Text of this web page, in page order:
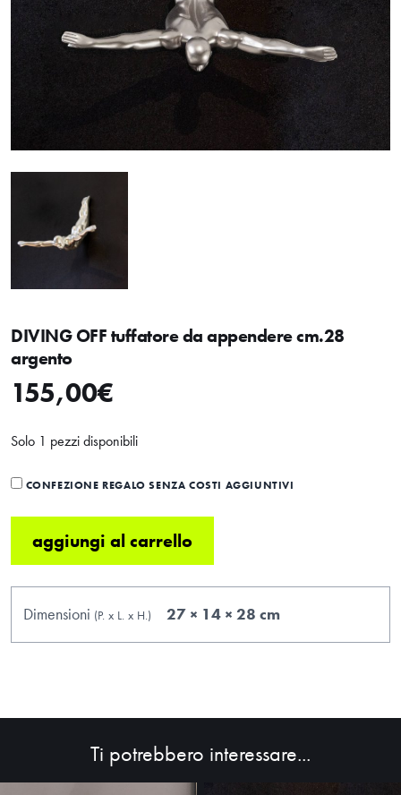
DIVING OFF tuffatore da appendere cm.28
argento
155,00€
Solo 1 pezzi disponibili
CONFEZIONE REGALO SENZA COSTI AGGIUNTIVI
aggiungi al carrello
Dimensioni (P. x L. x H.) 27 × 14 × 28 cm
Ti potrebbero interessare...